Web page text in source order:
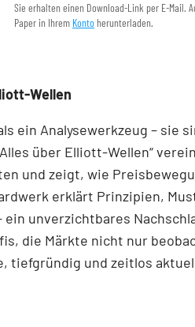
Sie erhalten einen Download-Link per E-Mail.
Paper in Ihrem Konto herunterladen.
Wellen
ein Analysewerkzeug – sie
über Elliott-Wellen“
und zeigt, wie
erklärt Prinzipien,
ein unverzichtbares
die Märkte nicht nur
tiefgründig und zeitlos